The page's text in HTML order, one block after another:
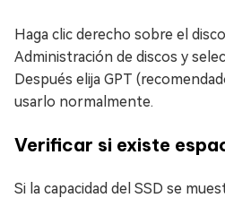
Haga clic derecho sobre el
Administración de discos y
Después elija GPT
usarlo normalmente.
Verificar si existe
Si la capacidad del SSD se